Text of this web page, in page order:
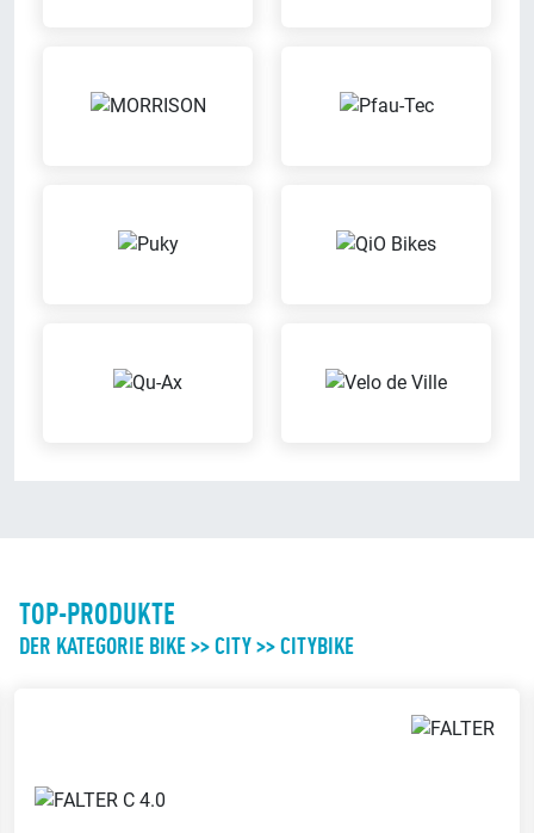
dann, wenn es nicht bei uns
Versicherung kannst Du Dein
Fahrrad günstig gegen Diebstahl
TOP-PRODUKTE
DER KATEGORIE BIKE >> CITY >> CITYBIKE